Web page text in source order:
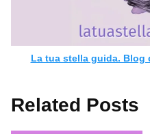
La tua stella guida. Blog
Related Posts